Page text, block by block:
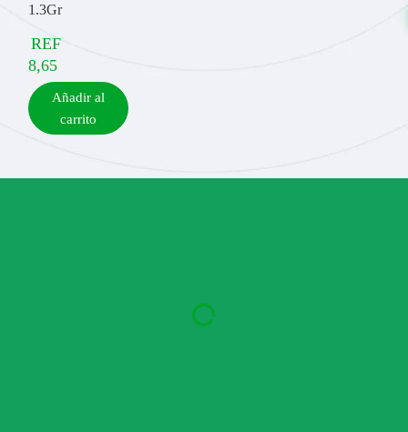
1.3Gr
REF
8,65
Añadir al
carrito